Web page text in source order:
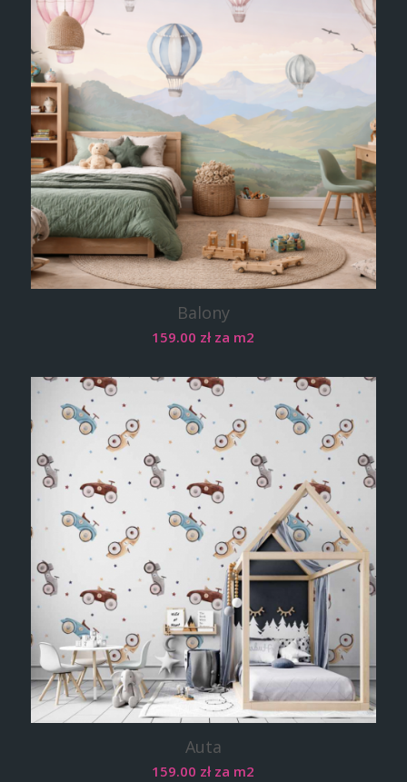
Balony
159.00 zł za m2
Auta
159.00 zł za m2